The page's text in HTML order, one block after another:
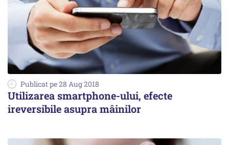
Publicat pe 28 Aug 2018
Utilizarea smartphone-ului, efecte
ireversibile asupra mâinilor